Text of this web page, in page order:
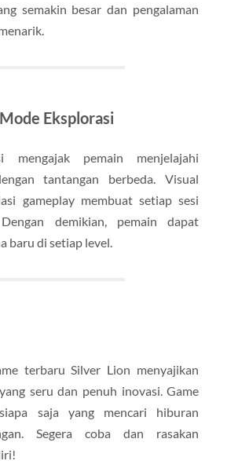
semakin besar dan pengalaman
Eksplorasi
mengajak pemain menjelajahi
tantangan berbeda. Visual
gameplay membuat setiap sesi
demikian, pemain dapat
baru di setiap level.
terbaru Silver Lion menyajikan
seru dan penuh inovasi. Game
saja yang mencari hiburan
Segera coba dan rasakan